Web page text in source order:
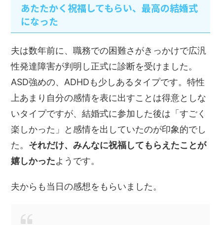
あたたかく祝福してもらい、最高の結婚式
になった
夫は数年前に、職務での困難さがきっかけで広汎
性発達障害が判明し正式に診断を受けました。
ASD強めの、ADHDも少しあるタイプです。特性
上あまり自分の感情を表に出すことは得意としな
いタイプですが、結婚式に参加した後は「すごく
楽しかった」と感情を出していたのが印象的でし
た。 それだけ、みんなに祝福してもらえたことが
嬉しかったようです。
夫からも当日の感想をもらいました。